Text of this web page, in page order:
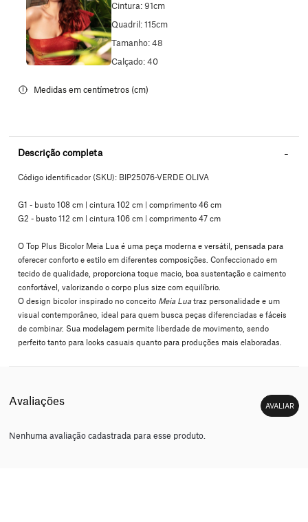
Cintura: 91cm
Quadril: 115cm
Tamanho: 48
Calçado: 40
Descrição completa
Código identificador (SKU): BIP25076-VERDE OLIVA
G1 - busto 108 cm | cintura 102 cm | comprimento 46 cm
G2 - busto 112 cm | cintura 106 cm | comprimento 47 cm
O Top Plus Bicolor Meia Lua é uma peça moderna e versátil, pensada para
oferecer conforto e estilo em diferentes composições. Confeccionado em
tecido de qualidade, proporciona toque macio, boa sustentação e caimento
confortável, valorizando o corpo plus size com equilíbrio.
O design bicolor inspirado no conceito Meia Luatraz personalidade e um
visual contemporâneo, ideal para quem busca peças diferenciadas e fáceis
de combinar. Sua modelagem permite liberdade de movimento, sendo
perfeito tanto para looks casuais quanto para produções mais elaboradas.
Nenhuma avaliação cadastrada para esse produto.